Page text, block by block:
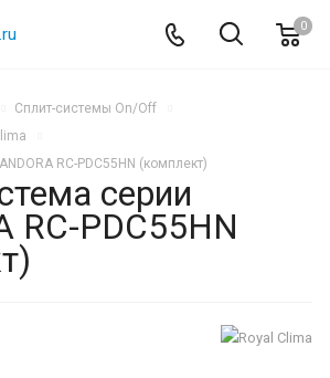
0
Сплит-системы On/Off
RC-PDC55HN (комплект)
серии
RC-PDC55HN